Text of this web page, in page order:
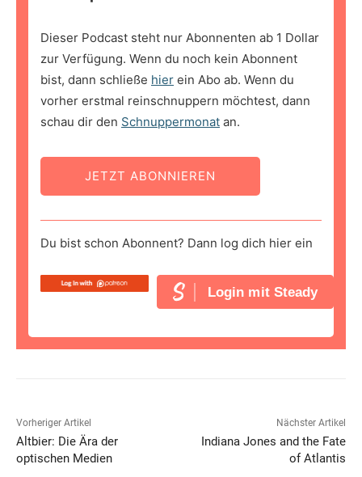
Dieser Podcast steht nur Abonnenten ab 1 Dollar
zur Verfügung. Wenn du noch kein Abonnent
bist, dann schließe hier ein Abo ab. Wenn du
vorher erstmal reinschnuppern möchtest, dann
schau dir den Schnuppermonat an.
JETZT ABONNIEREN
Du bist schon Abonnent? Dann log dich hier ein
Login mit Steady
Vorheriger Artikel
Altbier: Die Ära der
optischen Medien
Nächster Artikel
Indiana Jones and the Fate
of Atlantis